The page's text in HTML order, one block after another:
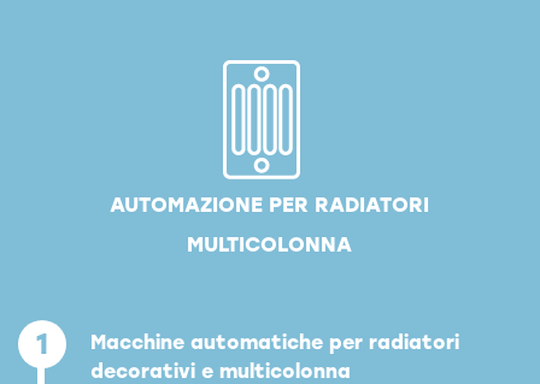
AUTOMAZIONE PER RADIATORI
MULTICOLONNA
1
Macchine automatiche per radiatori
decorativi e multicolonna